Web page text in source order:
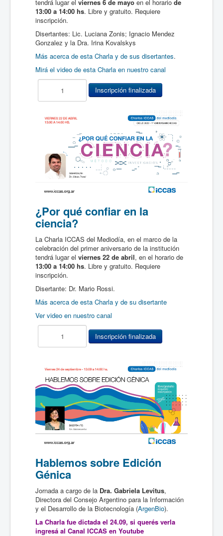
tendrá lugar el viernes 6 de mayo en el horario de
13:00 a 14:00 hs. Libre y gratuito. Requiere
inscripción.
Disertantes: Lic. Luciana Zonis; Ignacio Mendez
Gonzalez y la Dra. Irina Kovalskys
Más acerca de esta Charla y de sus disertantes.
Mirá el video de esta Charla en nuestro canal
¿Por qué confiar en la
ciencia?
La Charla ICCAS del Mediodía, en el marco de la
celebración del primer aniversario de la institución
tendrá lugar el viernes 22 de abril, en el horario de
13:00 a 14:00 hs. Libre y gratuito. Requiere
inscripción.
Disertante: Dr. Mario Rossi.
Más acerca de esta Charla y de su disertante
Ver video en nuestro canal
Hablemos sobre Edición
Génica
Jornada a cargo de la Dra. Gabriela Levitus,
Directora del Consejo Argentino para la Información
y el Desarrollo de la Biotecnología (ArgenBio).
La Charla fue dictada el 24.09, si querés verla
ingresá al Canal ICCAS en Youtube